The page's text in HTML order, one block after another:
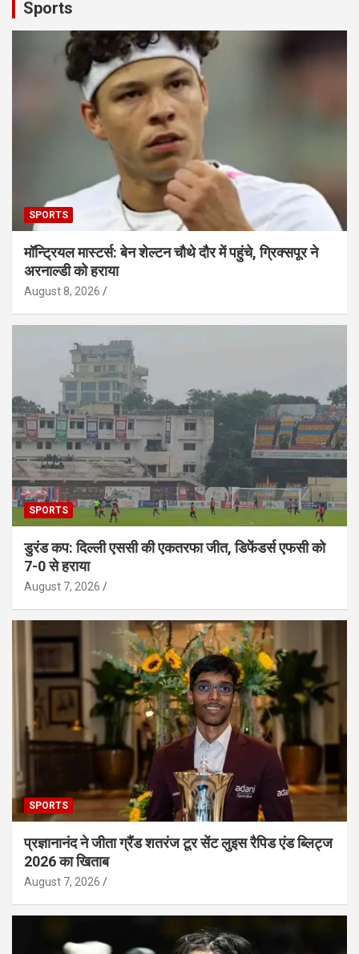
Sports
SPORTS
मॉन्ट्रियल मास्टर्स: बेन शेल्टन चौथे दौर में पहुंचे, ग्रिक्सपूर ने
अरनाल्डी को हराया
August 8, 2026
SPORTS
डुरंड कप: दिल्ली एससी की एकतरफा जीत, डिफेंडर्स एफसी को
7-0 से हराया
August 7, 2026
SPORTS
प्रज्ञानानंद ने जीता ग्रैंड शतरंज टूर सेंट लुइस रैपिड एंड ब्लिट्ज
2026 का खिताब
August 7, 2026